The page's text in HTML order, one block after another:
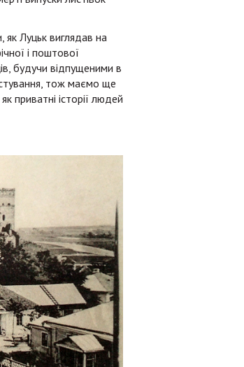
як Луцьк виглядав на
і поштової
будучи відпущеними в
тож маємо ще
приватні історії людей